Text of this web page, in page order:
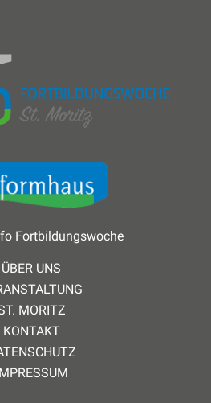
Fortbildungswoche
ÜBER UNS
MORITZ
KONTAKT